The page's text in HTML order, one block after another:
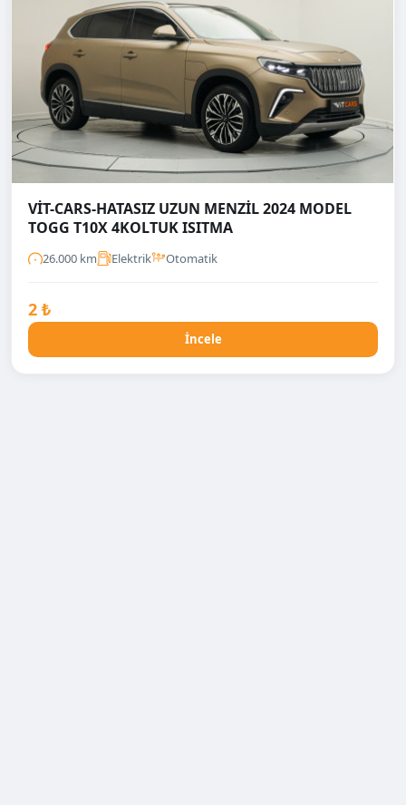
VİT-CARS-HATASIZ UZUN MENZİL 2024 MODEL
TOGG T10X 4KOLTUK ISITMA
26.000 km Elektrik Otomatik
2 ₺
İncele